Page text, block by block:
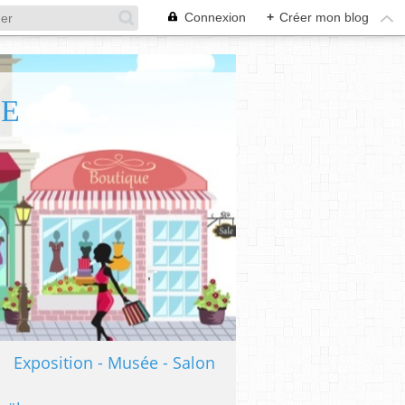
Connexion + Créer mon blog
Exposition - Musée - Salon